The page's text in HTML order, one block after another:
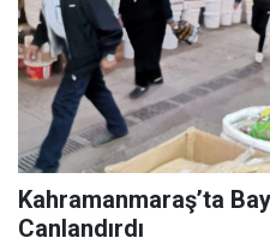
Kahramanmaraş’ta
Canlandırdı